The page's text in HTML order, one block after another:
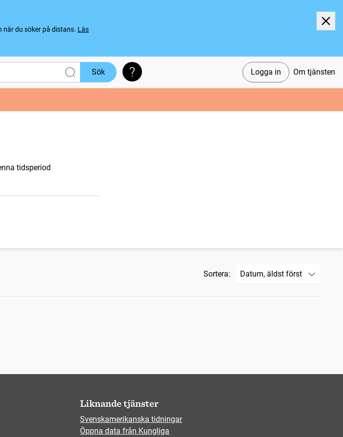
du söker på distans. Läs
Logga in Om tjänsten
Sök Söktips
tidsperiod
Sortera:
Liknande tjänster
Svenskamerikanska tidningar
Öppna data från Kungliga